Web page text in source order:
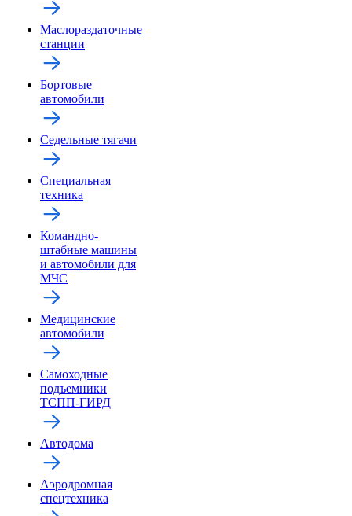
Маслораздаточные
станции
Бортовые
автомобили
Седельные тягачи
Специальная
техника
Командно-
штабные машины
и автомобили для
МЧС
Медицинские
автомобили
Самоходные
подъемники
ТСПП-ГИРД
Автодома
Аэродромная
спецтехника